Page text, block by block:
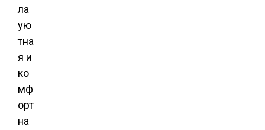
ла
ую
тна
я и
ко
мф
орт
на